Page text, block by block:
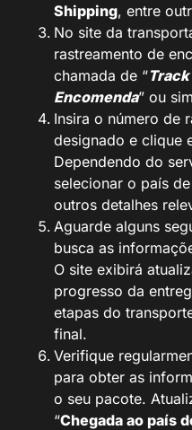
Shipping, entre
No site da
rastreamento de
chamada de “
Encomenda” ou
Insira o número de
designado e clique
Dependendo do
selecionar o país
outros detalhes
Aguarde alguns
busca as
O site exibirá
progresso da
etapas do
final.
Verifique
para obter as
o seu pacote.
“Chegada ao país